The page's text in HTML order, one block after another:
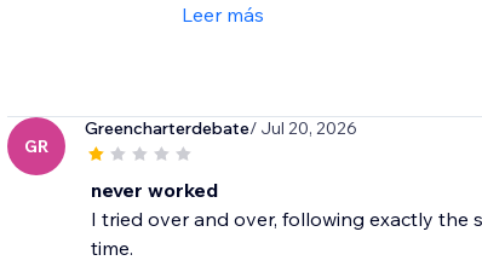
Leer más
GR
Greencharterdebate/ Jul 20, 2026
never worked
I tried over and over, following exactly the
time.